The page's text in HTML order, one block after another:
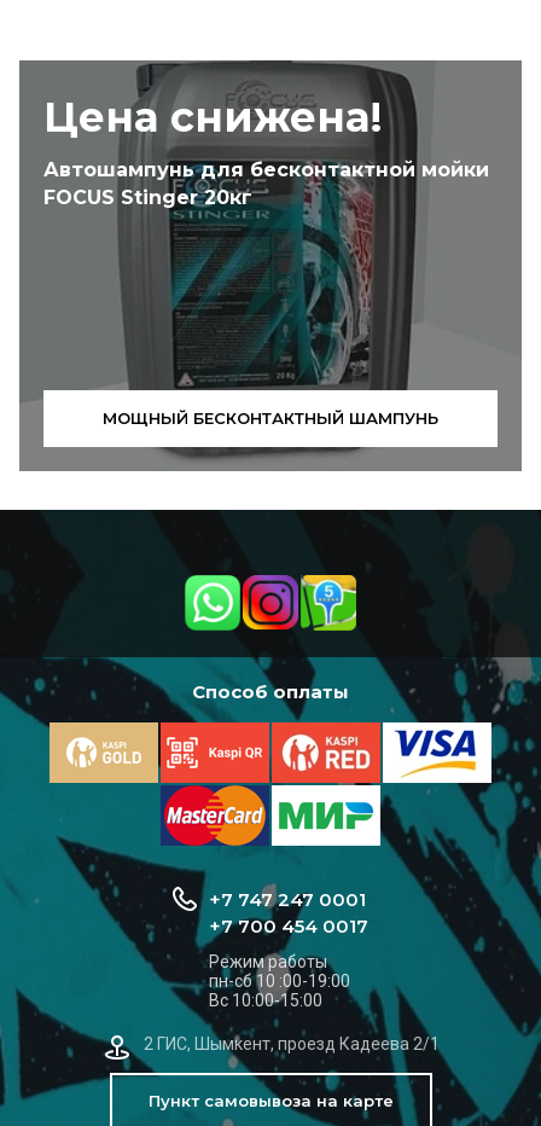
Цена снижена!
Автошампунь для бесконтактной мойки
FOCUS Stinger 20кг
МОЩНЫЙ БЕСКОНТАКТНЫЙ ШАМПУНЬ
Способ оплаты
+7 747 247 0001
+7 700 454 0017
Режим работы
пн-сб 10 :00-19:00
Вс 10:00-15:00
2 ГИС, Шымкент, проезд Кадеева 2/1
Пункт самовывоза на карте